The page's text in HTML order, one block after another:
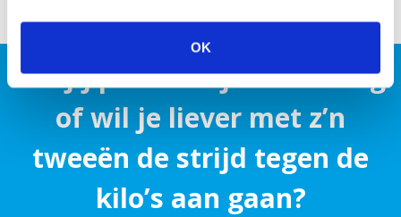
OK
Wil jij persoonlijke coaching
of wil je liever met z’n
tweeën de strijd tegen de
kilo’s aan gaan?